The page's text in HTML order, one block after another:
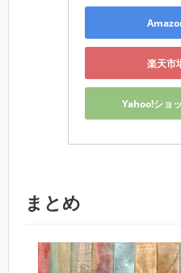
楽天市
Yahoo!ショ
まとめ